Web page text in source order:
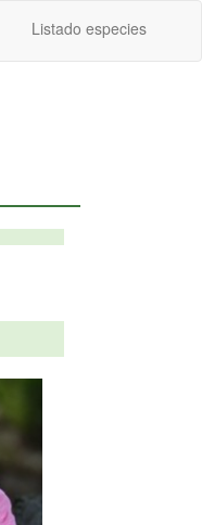
Listado especies